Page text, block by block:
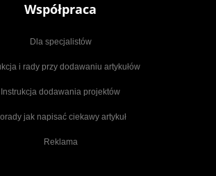
Współpraca
Dla specjalistów
i rady przy dodawaniu artykułów
Instrukcja dodawania projektów
jak napisać ciekawy artykuł
Reklama